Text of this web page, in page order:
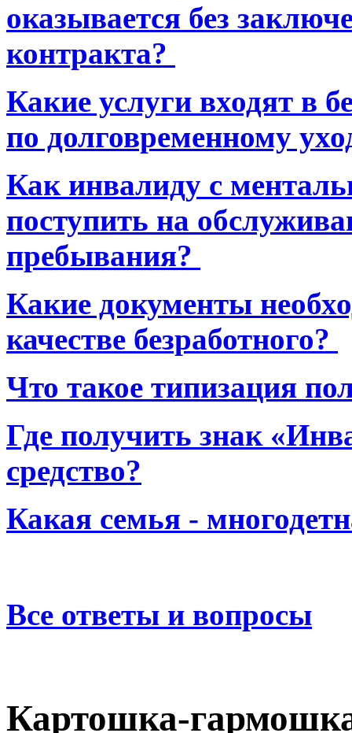
оказывается без
контракта?
Какие услуги входят в
по долговременному
Как инвалиду с
поступить на
пребывания?
Какие документы
качестве безработного?
Что такое типизация
Где получить знак
средство?
Какая семья -
Все ответы и вопросы
Картошка-